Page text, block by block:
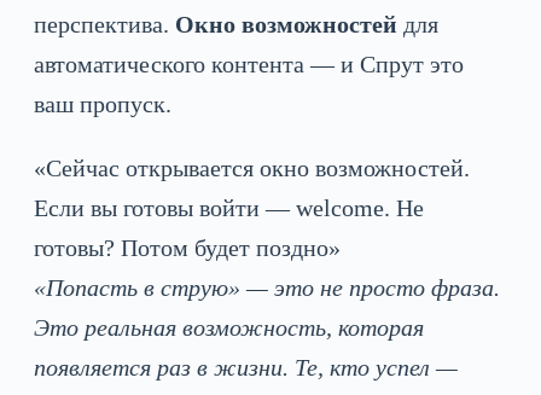
перспектива. Окно возможностей для
автоматического контента — и Спрут это
ваш пропуск.
«Сейчас открывается окно возможностей.
Если вы готовы войти — welcome. Не
готовы? Потом будет поздно»
«Попасть в струю» — это не просто фраза.
Это реальная возможность, которая
появляется раз в жизни. Те, кто успел —